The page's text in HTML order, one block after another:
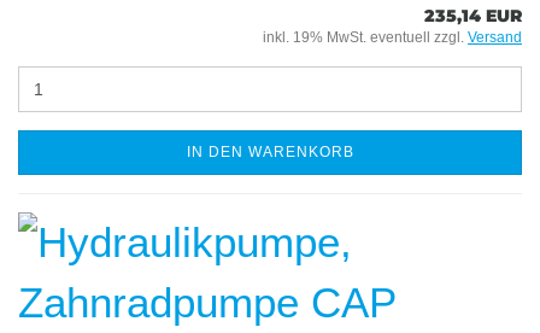
235,14 EUR
inkl. 19% MwSt. eventuell zzgl. Versand
IN DEN WARENKORB